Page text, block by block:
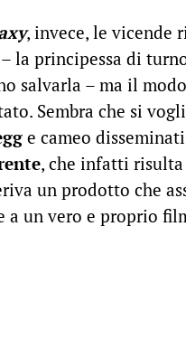
, invece, le vicende
la principessa di
salvarla – ma il
Sembra che si
e cameo
, che infatti risulta
un prodotto che
a un vero e proprio